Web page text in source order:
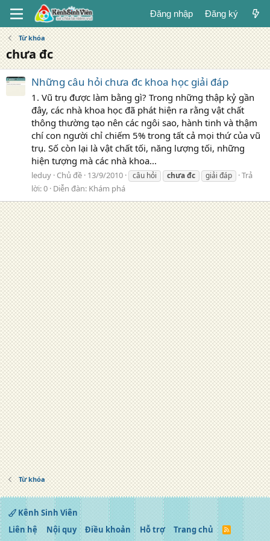
Đăng nhập Đăng ký
Từ khóa
chưa đc
Những câu hỏi chưa đc khoa học giải đáp
1. Vũ trụ được làm bằng gì? Trong những thập kỷ gần
đây, các nhà khoa học đã phát hiện ra rằng vật chất
thông thường tạo nên các ngôi sao, hành tinh và thậm
chí con người chỉ chiếm 5% trong tất cả mọi thứ của vũ
trụ. Số còn lại là vật chất tối, năng lượng tối, những
hiện tượng mà các nhà khoa...
leduy Chủ đề 13/9/2010 câu hỏi chưađc giải đáp
Trả
lời: 0 Diễn đàn: Khám phá
Từ khóa
Kênh Sinh Viên
Liên hệ
Nội quy Điều khoản Hỗ trợ Trang chủ
R